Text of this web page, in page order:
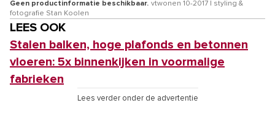
Geen productinformatie beschikbaar. vtwonen 10-2017 | styling &
fotografie Stan Koolen
LEES OOK
Stalen balken, hoge plafonds en betonnen
vloeren: 5x binnenkijken in voormalige
fabrieken
Lees verder onder de advertentie